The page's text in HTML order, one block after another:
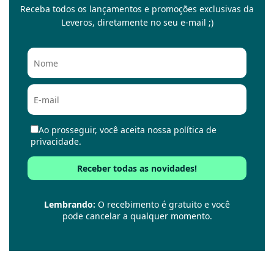
Receba todos os lançamentos e promoções exclusivas da
Leveros, diretamente no seu e-mail ;)
Ao prosseguir, você aceita nossa política de
privacidade.
Lembrando: O recebimento é gratuito e você
pode cancelar a qualquer momento.